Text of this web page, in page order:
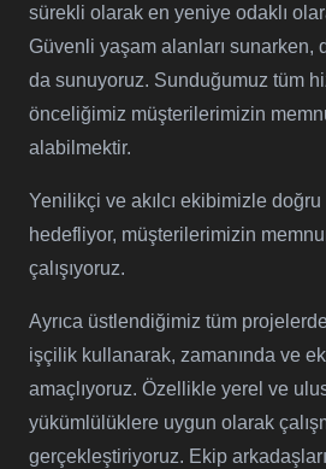
sürekli olarak en yeniye odaklı
Güvenli yaşam alanları sunarken,
da sunuyoruz. Sunduğumuz tüm
önceliğimiz müşterilerimizin
alabilmektir.
Yenilikçi ve akılcı ekibimizle doğru
hedefliyor, müşterilerimizin
çalışıyoruz.
Ayrıca üstlendiğimiz tüm
işçilik kullanarak, zamanında ve
amaçlıyoruz. Özellikle yerel ve
yükümlülüklere uygun olarak
gerçekleştiriyoruz. Ekip